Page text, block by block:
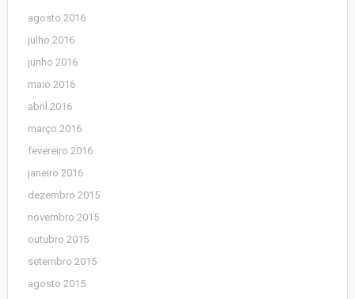
agosto 2016
julho 2016
junho 2016
maio 2016
abril 2016
março 2016
fevereiro 2016
janeiro 2016
dezembro 2015
novembro 2015
outubro 2015
setembro 2015
agosto 2015